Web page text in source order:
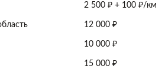
2 500 ₽ + 100 ₽/км
12 000 ₽
10 000 ₽
15 000 ₽